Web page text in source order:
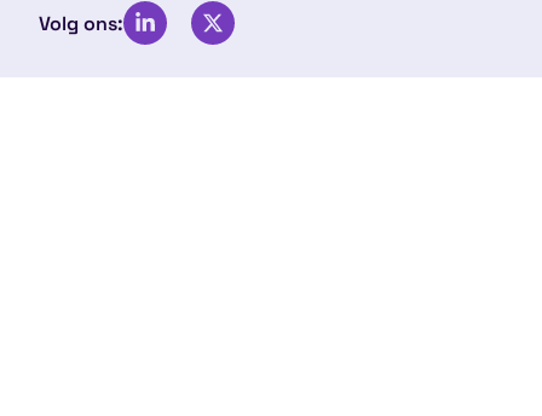
Volg ons: